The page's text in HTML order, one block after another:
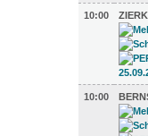
10:00
10:00